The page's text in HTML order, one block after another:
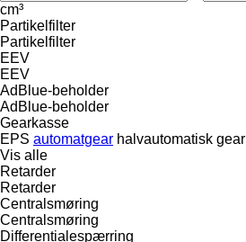
cm³
Partikelfilter
Partikelfilter
EEV
EEV
AdBlue-beholder
AdBlue-beholder
Gearkasse
EPS automatgear halvautomatisk gear
Vis alle
Retarder
Retarder
Centralsmøring
Centralsmøring
Differentialespærring